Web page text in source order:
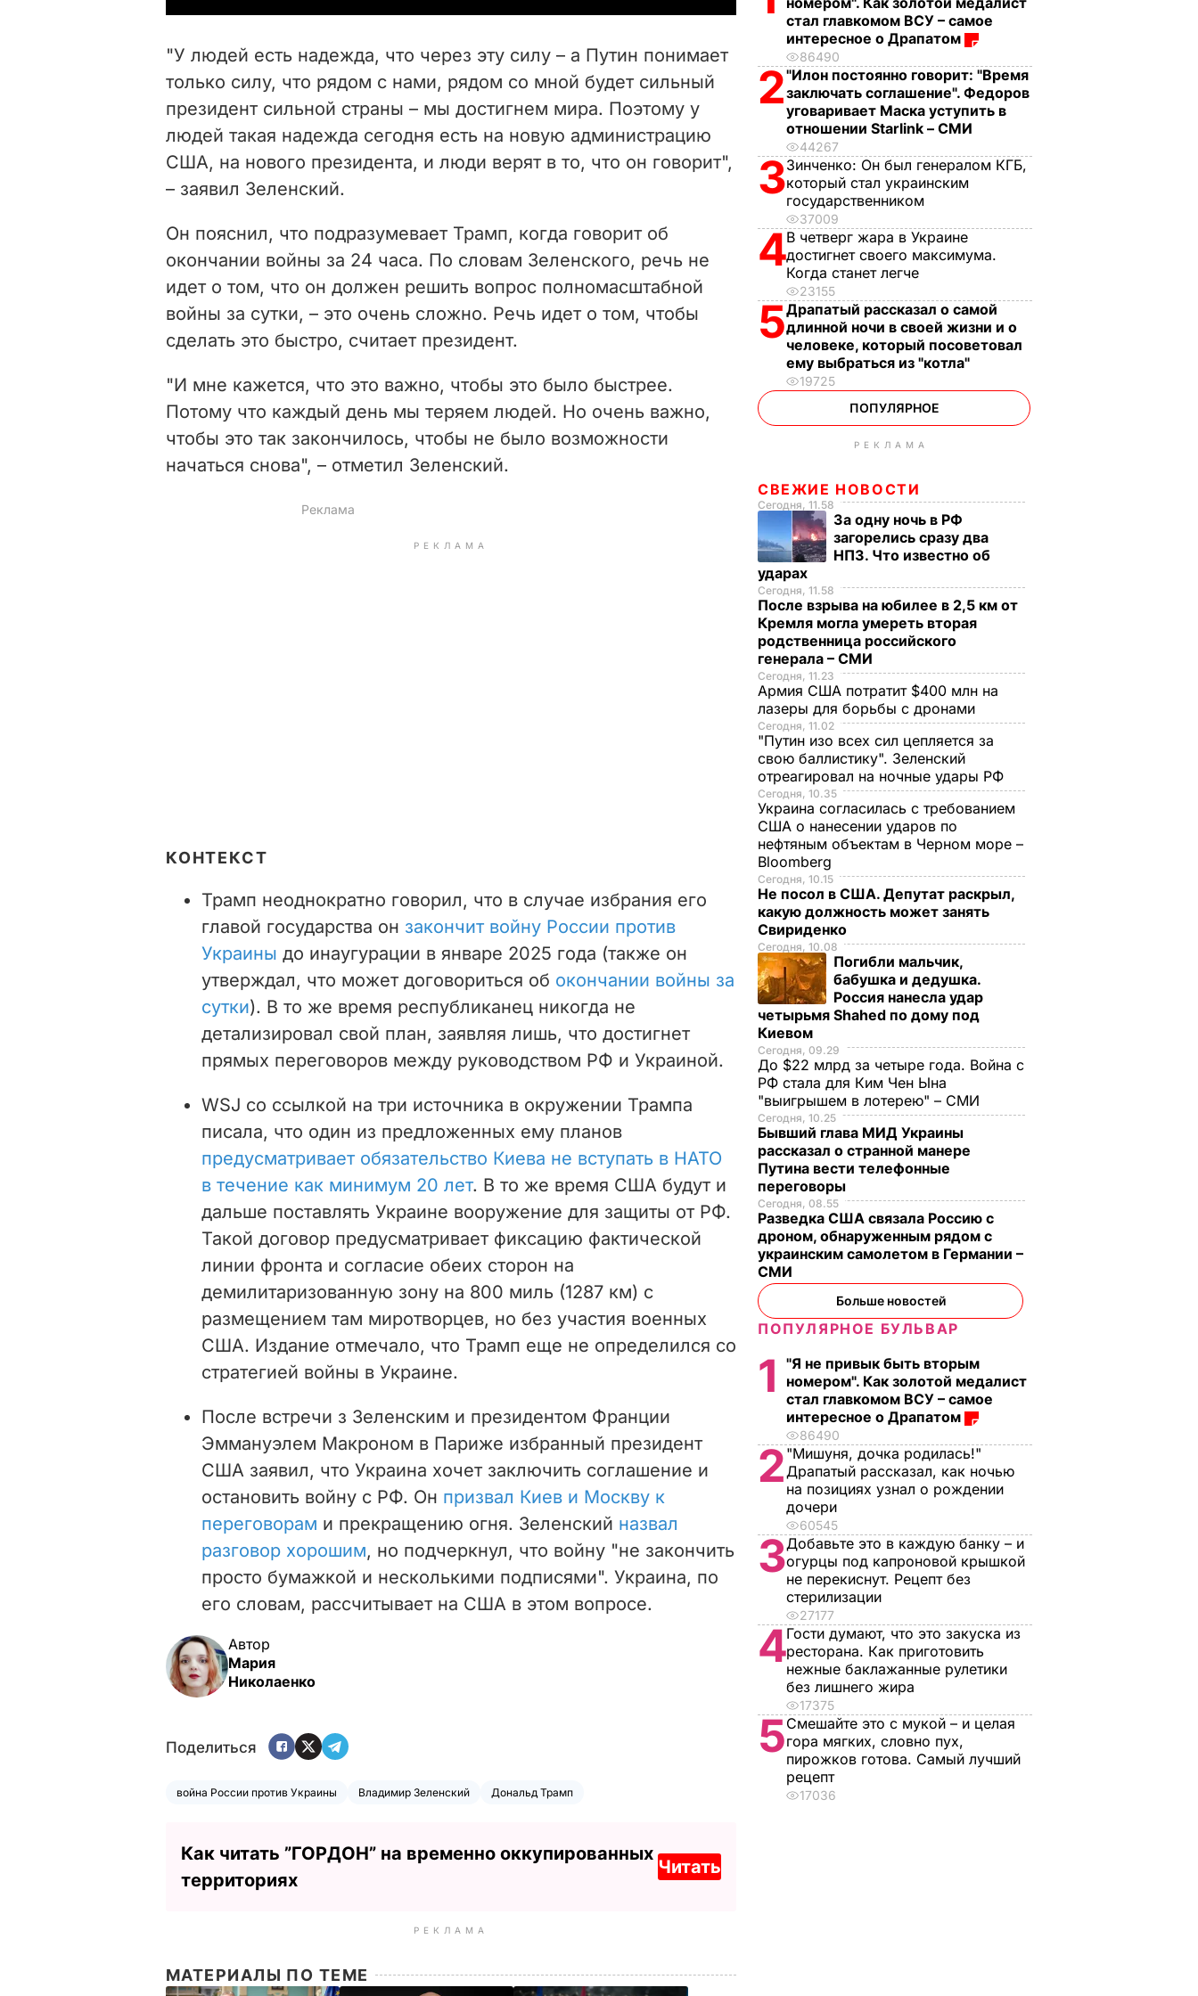
i
d
e
"У людей есть надежда, что через эту силу – а Путин понимает
только силу, что рядом с нами, рядом со мной будет сильный
президент сильной страны – мы достигнем мира. Поэтому у
людей такая надежда сегодня есть на новую администрацию
США, на нового президента, и люди верят в то, что он говорит",
– заявил Зеленский.
Он пояснил, что подразумевает Трамп, когда говорит об
окончании войны за 24 часа. По словам Зеленского, речь не
идет о том, что он должен решить вопрос полномасштабной
войны за сутки, – это очень сложно. Речь идет о том, чтобы
сделать это быстро, считает президент.
"И мне кажется, что это важно, чтобы это было быстрее.
Потому что каждый день мы теряем людей. Но очень важно,
чтобы это так закончилось, чтобы не было возможности
начаться снова", – отметил Зеленский.
РЕКЛАМА
КОНТЕКСТ
Трамп неоднократно говорил, что в случае избрания его
главой государства он закончит войну России против
Украины до инаугурации в январе 2025 года (также он
утверждал, что может договориться об окончании войны за
сутки). В то же время республиканец никогда не
детализировал свой план, заявляя лишь, что достигнет
прямых переговоров между руководством РФ и Украиной.
WSJ со ссылкой на три источника в окружении Трампа
писала, что один из предложенных ему планов
предусматривает обязательство Киева не вступать в НАТО
в течение как минимум 20 лет. В то же время США будут и
дальше поставлять Украине вооружение для защиты от РФ.
Такой договор предусматривает фиксацию фактической
линии фронта и согласие обеих сторон на
демилитаризованную зону на 800 миль (1287 км) с
размещением там миротворцев, но без участия военных
США. Издание отмечало, что Трамп еще не определился со
стратегией войны в Украине.
После встречи з Зеленским и президентом Франции
Эммануэлем Макроном в Париже избранный президент
США заявил, что Украина хочет заключить соглашение и
остановить войну с РФ. Он призвал Киев и Москву к
переговорам и прекращению огня. Зеленский назвал
разговор хорошим, но подчеркнул, что войну "не закончить
просто бумажкой и несколькими подписями". Украина, по
его словам, рассчитывает на США в этом вопросе.
Автор
Мария
Николаенко
Поделиться
война России против Украины Владимир Зеленский Дональд Трамп
Как читать ”ГОРДОН” на временно оккупированных
территориях
Читать
РЕКЛАМА
МАТЕРИАЛЫ ПО ТЕМЕ
стал главкомом ВСУ – самое
интересное о Драпатом
86490
2"Илон постоянно говорит: "Время
заключать соглашение". Федоров
уговаривает Маска уступить в
отношении Starlink – СМИ
44267
3Зинченко: Он был генералом КГБ,
который стал украинским
государственником
37009
4В четверг жара в Украине
достигнет своего максимума.
Когда станет легче
23155
5Драпатый рассказал о самой
длинной ночи в своей жизни и о
человеке, который посоветовал
ему выбраться из "котла"
19725
ПОПУЛЯРНОЕ
РЕКЛАМА
СВЕЖИЕ НОВОСТИ
Сегодня, 11.58
За одну ночь в РФ
загорелись сразу два
НПЗ. Что известно об
ударах
Сегодня, 11.58
После взрыва на юбилее в 2,5 км от
Кремля могла умереть вторая
родственница российского
генерала – СМИ
Сегодня, 11.23
Армия США потратит $400 млн на
лазеры для борьбы с дронами
Сегодня, 11.02
"Путин изо всех сил цепляется за
свою баллистику". Зеленский
отреагировал на ночные удары РФ
Сегодня, 10.35
Украина согласилась с требованием
США о нанесении ударов по
нефтяным объектам в Черном море –
Bloomberg
Сегодня, 10.15
Не посол в США. Депутат раскрыл,
какую должность может занять
Свириденко
Сегодня, 10.08
Погибли мальчик,
бабушка и дедушка.
Россия нанесла удар
четырьмя Shahed по дому под
Киевом
Сегодня, 09.29
До $22 млрд за четыре года. Война с
РФ стала для Ким Чен Ына
"выигрышем в лотерею" – СМИ
Сегодня, 10.25
Бывший глава МИД Украины
рассказал о странной манере
Путина вести телефонные
переговоры
Сегодня, 08.55
Разведка США связала Россию с
дроном, обнаруженным рядом с
украинским самолетом в Германии –
СМИ
Больше новостей
ПОПУЛЯРНОЕ БУЛЬВАР
1
"Я не привык быть вторым
номером". Как золотой медалист
стал главкомом ВСУ – самое
интересное о Драпатом
86490
2 "Мишуня, дочка родилась!"
Драпатый рассказал, как ночью
на позициях узнал о рождении
дочери
60545
3Добавьте это в каждую банку – и
огурцы под капроновой крышкой
не перекиснут. Рецепт без
стерилизации
27177
4Гости думают, что это закуска из
ресторана. Как приготовить
нежные баклажанные рулетики
без лишнего жира
17375
5Смешайте это с мукой – и целая
гора мягких, словно пух,
пирожков готова. Самый лучший
рецепт
17036